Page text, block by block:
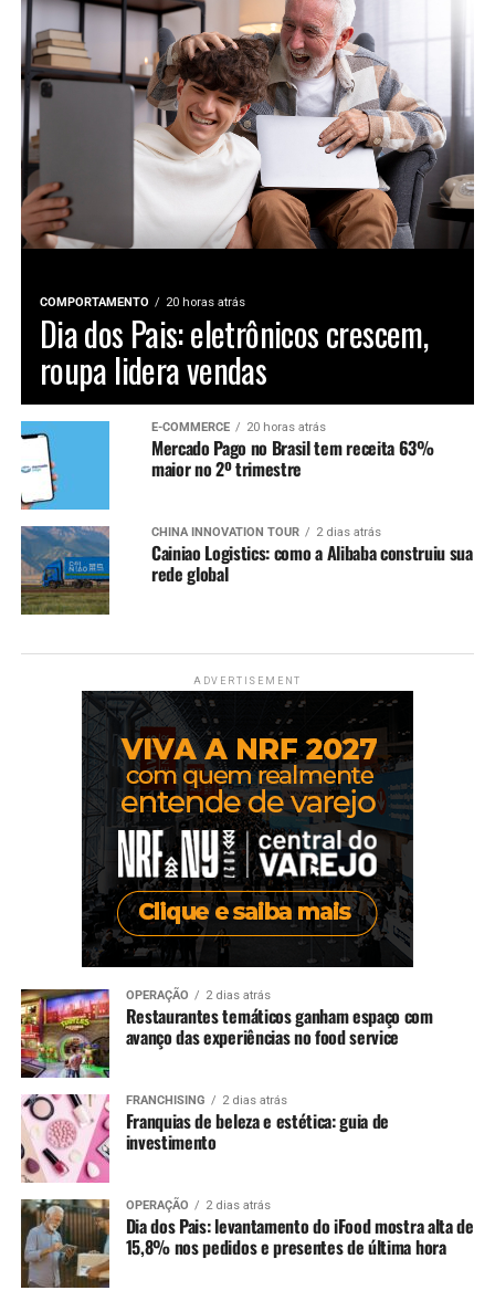
COMPORTAMENTO 20 horas atrás
Dia dos Pais: eletrônicos crescem,
roupa lidera vendas
E-COMMERCE 20 horas atrás
Mercado Pago no Brasil tem receita 63%
maior no 2º trimestre
CHINA INNOVATION TOUR 2 dias atrás
Cainiao Logistics: como a Alibaba construiu sua
rede global
ADVERTISEMENT
OPERAÇÃO 2 dias atrás
Restaurantes temáticos ganham espaço com
avanço das experiências no food service
FRANCHISING 2 dias atrás
Franquias de beleza e estética: guia de
investimento
OPERAÇÃO 2 dias atrás
Dia dos Pais: levantamento do iFood mostra alta de
15,8% nos pedidos e presentes de última hora